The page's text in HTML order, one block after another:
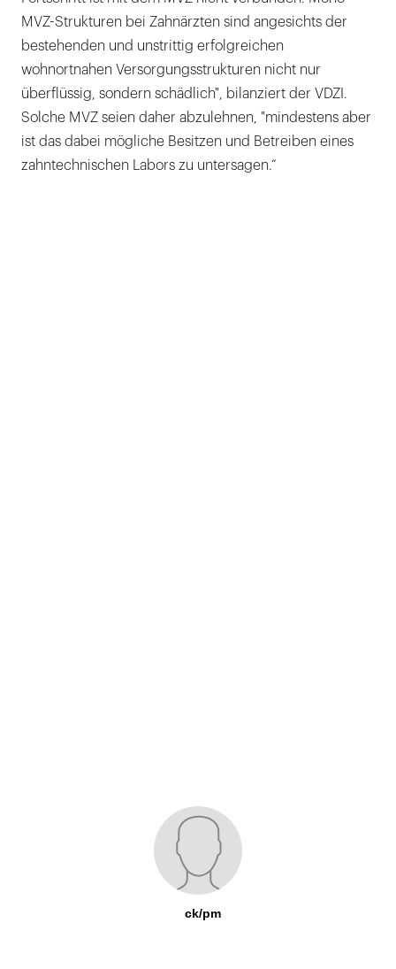
MVZ-Strukturen bei Zahnärzten sind angesichts der
bestehenden und unstrittig erfolgreichen
wohnortnahen Versorgungsstrukturen nicht nur
überflüssig, sondern schädlich", bilanziert der VDZI.
Solche MVZ seien daher abzulehnen, "mindestens aber
ist das dabei mögliche Besitzen und Betreiben eines
zahntechnischen Labors zu untersagen.“
ck/pm